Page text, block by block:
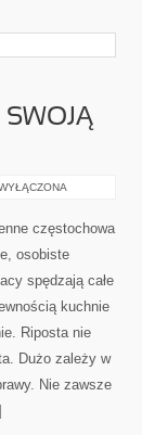
częstochowa
osobiste
spędzają całe
kuchnie
Riposta nie
Dużo zależy w
Nie zawsze